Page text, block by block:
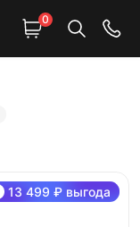
0
13 499 ₽ выгода